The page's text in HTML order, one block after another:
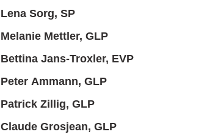
Lena Sorg, SP
Melanie Mettler, GLP
Bettina Jans-Troxler, EVP
Peter Ammann, GLP
Patrick Zillig, GLP
Claude Grosjean, GLP